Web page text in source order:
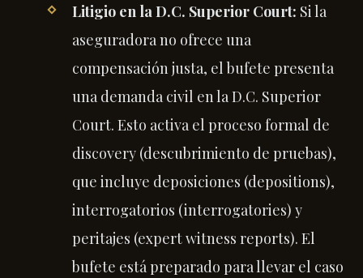
Litigio en la D.C. Superior Court: Si la
aseguradora no ofrece una
compensación justa, el bufete presenta
una demanda civil en la D.C. Superior
Court. Esto activa el proceso formal de
discovery (descubrimiento de pruebas),
que incluye deposiciones (depositions),
interrogatorios (interrogatories) y
peritajes (expert witness reports). El
bufete está preparado para llevar el caso